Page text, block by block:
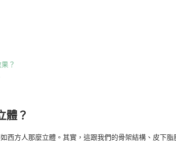
？
體？
西方人那麼立體。其實，這跟我們的骨架結構、皮下